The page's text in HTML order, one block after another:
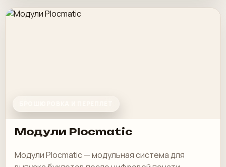
Модули Plocmatic
Модули Plocmatic — модульная система для